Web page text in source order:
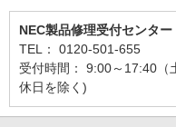
NEC製品修理受付センター
TEL： 0120-501-655
受付時間： 9:00～17:40（
休日を除く)